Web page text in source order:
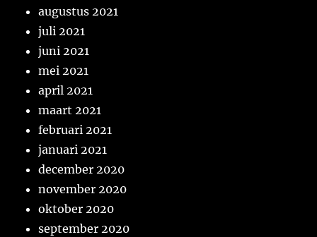
augustus 2021
juli 2021
juni 2021
mei 2021
april 2021
maart 2021
februari 2021
januari 2021
december 2020
november 2020
oktober 2020
september 2020